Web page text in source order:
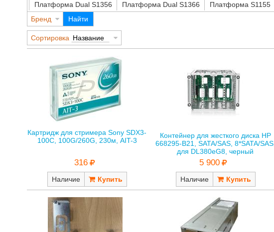
Платформа Dual S1356
Платформа Dual S1366 Платформа S1155
Бренд
Найти
Сортировка Название
Картридж для стримера Sony SDX3-
100C, 100G/260G, 230м, AIT-3
316
Наличие
Контейнер для жесткого диска HP
668295-B21, SATA/SAS, 8*SATA/SAS,
для DL380eG8, черный
5 900
Наличие